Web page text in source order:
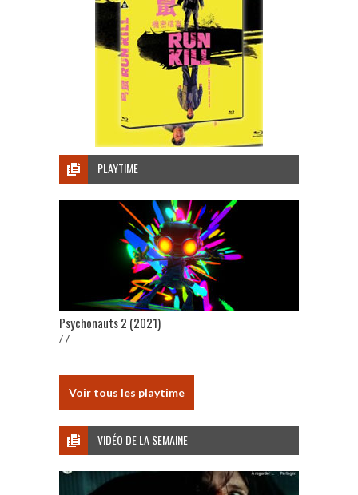
PLAYTIME
Psychonauts 2 (2021)
/ /
Voir tous les playtime
VIDÉO DE LA SEMAINE